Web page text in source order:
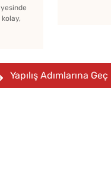
Yapılış Adımlarına Geç
İçine Ne
Yapmanın